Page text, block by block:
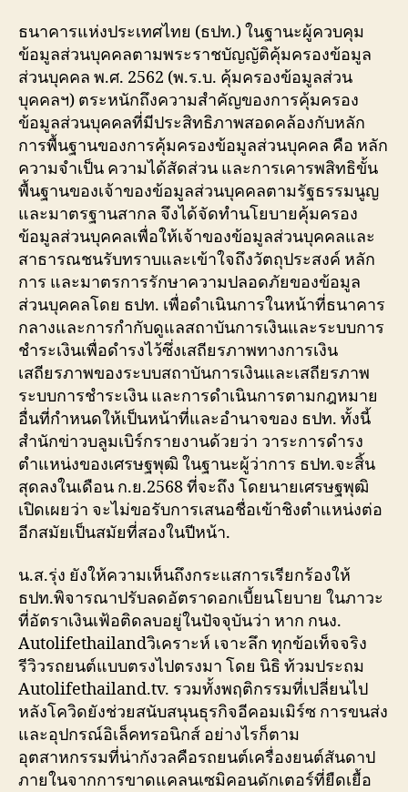
ธนาคารแห่งประเทศไทย (ธปท.) ในฐานะผู้ควบคุม
ข้อมูลส่วนบุคคลตามพระราชบัญญัติคุ้มครองข้อมูล
ส่วนบุคคล พ.ศ. 2562 (พ.ร.บ. คุ้มครองข้อมูลส่วน
บุคคลฯ) ตระหนักถึงความสำคัญของการคุ้มครอง
ข้อมูลส่วนบุคคลที่มีประสิทธิภาพสอดคล้องกับหลัก
การพื้นฐานของการคุ้มครองข้อมูลส่วนบุคคล คือ หลัก
ความจำเป็น ความได้สัดส่วน และการเคารพสิทธิขั้น
พื้นฐานของเจ้าของข้อมูลส่วนบุคคลตามรัฐธรรมนูญ
และมาตรฐานสากล จึงได้จัดทำนโยบายคุ้มครอง
ข้อมูลส่วนบุคคลเพื่อให้เจ้าของข้อมูลส่วนบุคคลและ
สาธารณชนรับทราบและเข้าใจถึงวัตถุประสงค์ หลัก
การ และมาตรการรักษาความปลอดภัยของข้อมูล
ส่วนบุคคลโดย ธปท. เพื่อดำเนินการในหน้าที่ธนาคาร
กลางและการกำกับดูแลสถาบันการเงินและระบบการ
ชำระเงินเพื่อดำรงไว้ซึ่งเสถียรภาพทางการเงิน
เสถียรภาพของระบบสถาบันการเงินและเสถียรภาพ
ระบบการชำระเงิน และการดำเนินการตามกฎหมาย
อื่นที่กำหนดให้เป็นหน้าที่และอำนาจของ ธปท. ทั้งนี้
สำนักข่าวบลูมเบิร์กรายงานด้วยว่า วาระการดำรง
ตำแหน่งของเศรษฐพุฒิ ในฐานะผู้ว่าการ ธปท.จะสิ้น
สุดลงในเดือน ก.ย.2568 ที่จะถึง โดยนายเศรษฐพุฒิ
เปิดเผยว่า จะไม่ขอรับการเสนอชื่อเข้าชิงตำแหน่งต่อ
อีกสมัยเป็นสมัยที่สองในปีหน้า.
น.ส.รุ่ง ยังให้ความเห็นถึงกระแสการเรียกร้องให้
ธปท.พิจารณาปรับลดอัตราดอกเบี้ยนโยบาย ในภาวะ
ที่อัตราเงินเฟ้อติดลบอยู่ในปัจจุบันว่า หาก กนง.
Autolifethailandวิเคราะห์ เจาะลึก ทุกข้อเท็จจริง
รีวิวรถยนต์แบบตรงไปตรงมา โดย นิธิ ท้วมประถม
Autolifethailand.tv. รวมทั้งพฤติกรรมที่เปลี่ยนไป
หลังโควิดยังช่วยสนับสนุนธุรกิจอีคอมเมิร์ซ การขนส่ง
และอุปกรณ์อิเล็คทรอนิกส์ อย่างไรก็ตาม
อุตสาหกรรมที่น่ากังวลคือรถยนต์เครื่องยนต์สันดาป
ภายในจากการขาดแคลนเซมิคอนดักเตอร์ที่ยืดเยื้อ